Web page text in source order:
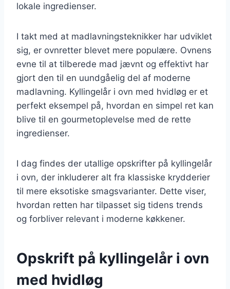
lokale ingredienser.
I takt med at madlavningsteknikker har udviklet
sig, er ovnretter blevet mere populære. Ovnens
evne til at tilberede mad jævnt og effektivt har
gjort den til en uundgåelig del af moderne
madlavning. Kyllingelår i ovn med hvidløg er et
perfekt eksempel på, hvordan en simpel ret kan
blive til en gourmetoplevelse med de rette
ingredienser.
I dag findes der utallige opskrifter på kyllingelår
i ovn, der inkluderer alt fra klassiske krydderier
til mere eksotiske smagsvarianter. Dette viser,
hvordan retten har tilpasset sig tidens trends
og forbliver relevant i moderne køkkener.
Opskrift på kyllingelår i ovn
med hvidløg